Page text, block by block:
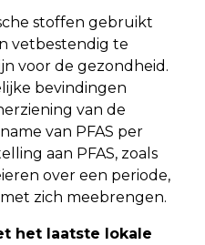
stoffen gebruikt
vetbestendig te
voor de gezondheid.
bevindingen
van de
van PFAS per
aan PFAS, zoals
over een periode,
zich meebrengen.
het laatste lokale